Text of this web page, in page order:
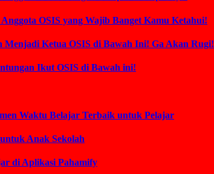
Anggota OSIS yang Wajib Banget Kamu Ketahui!
Menjadi Ketua OSIS di Bawah Ini! Ga Akan Rugi!
Ikut OSIS di Bawah ini!
Waktu Belajar Terbaik untuk Pelajar
Anak Sekolah
di Aplikasi Pahamify